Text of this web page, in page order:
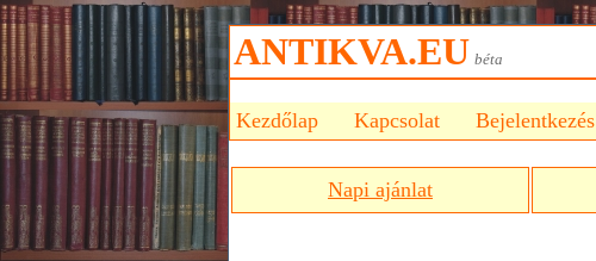
ANTIKVA.EU béta
Kezdőlap Kapcsolat Bejelentkezés
Napi ajánlat